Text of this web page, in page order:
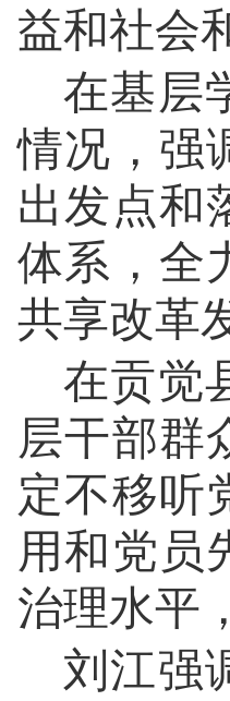
益和社会
在基层
情况，强
出发点和
体系，全
共享改革
在贡觉
层干部群
定不移听
用和党员
治理水平
刘江强